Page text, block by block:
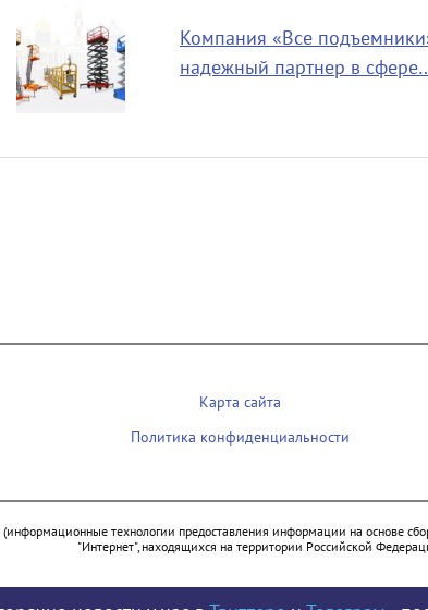
Компания «Все
надежный партнер в
Карта сайта
Политика конфиденциальности
(информационные технологии предоставления информации на основе
"Интернет", находящихся на территории Российской